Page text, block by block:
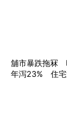
舖市暴跌拖冧
年泻23% 住宅